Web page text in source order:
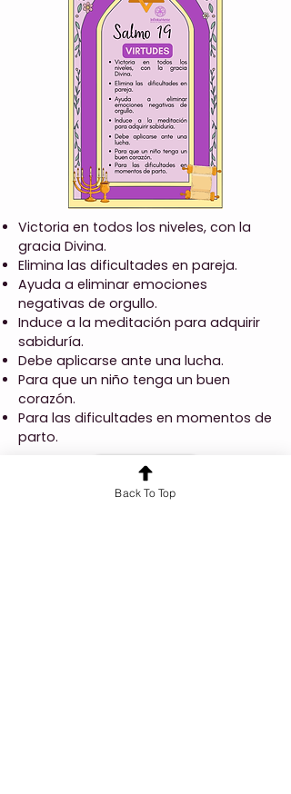
Victoria en todos los niveles, con la
gracia Divina.
Elimina las dificultades en pareja.
Ayuda a eliminar emociones
negativas de orgullo.
Induce a la meditación para adquirir
sabiduría.
Debe aplicarse ante una lucha.
Para que un niño tenga un buen
corazón.
Para las dificultades en momentos de
parto.
Anterior
Back To Top